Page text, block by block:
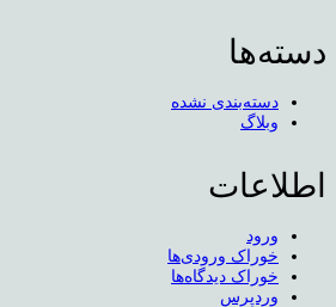
دسته‌ها
دسته‌بندی نشده
وبلاگ
اطلاعات
ورود
خوراک ورودی‌ها
خوراک دیدگاه‌ها
وردپرس